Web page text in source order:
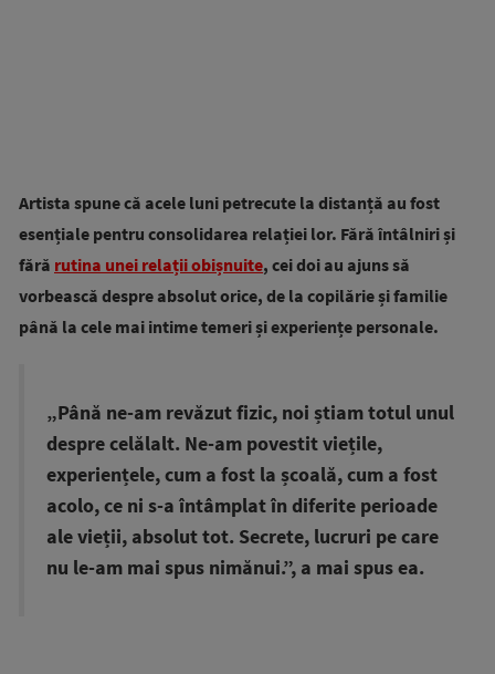
Artista spune că acele luni petrecute la distanță au fost
esențiale pentru consolidarea relației lor. Fără întâlniri și
fără rutina unei relații obișnuite, cei doi au ajuns să
vorbească despre absolut orice, de la copilărie și familie
până la cele mai intime temeri și experiențe personale.
„Până ne-am revăzut fizic, noi știam totul unul
despre celălalt. Ne-am povestit viețile,
experiențele, cum a fost la școală, cum a fost
acolo, ce ni s-a întâmplat în diferite perioade
ale vieții, absolut tot. Secrete, lucruri pe care
nu le-am mai spus nimănui.”, a mai spus ea.